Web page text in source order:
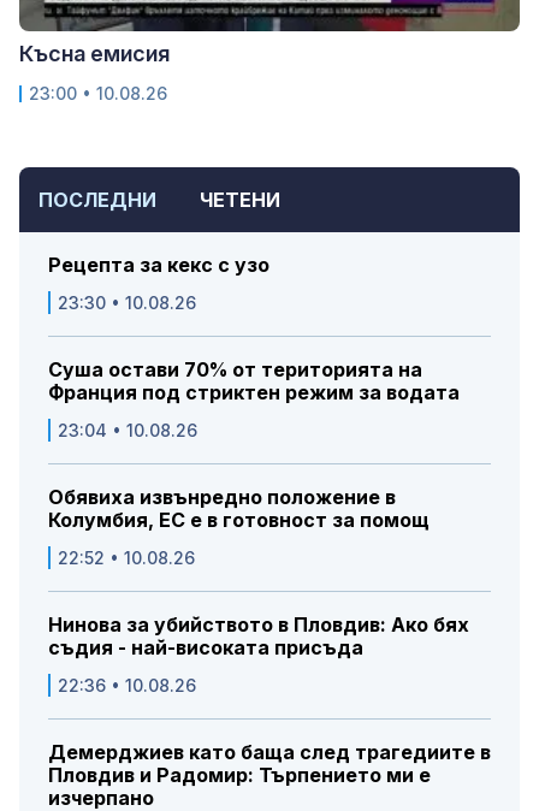
ПОСЛЕДНИ ЧЕТЕНИ
Рецепта за кекс с узо
23:30 • 10.08.26
Суша остави 70% от територията на
Франция под стриктен режим за водата
23:04 • 10.08.26
Обявиха извънредно положение в
Колумбия, ЕС е в готовност за помощ
22:52 • 10.08.26
Нинова за убийството в Пловдив: Ако бях
съдия - най-високата присъда
22:36 • 10.08.26
Демерджиев като баща след трагедиите в
Пловдив и Радомир: Търпението ми е
изчерпано
Късна емисия
23:00 • 10.08.26